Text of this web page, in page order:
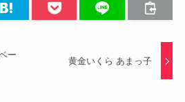
ー
黄金いくら あまっ子